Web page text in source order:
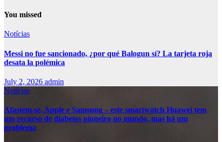
You missed
Notícias
Messi no fue sancionado, ¿por qué Balogun sí? La tarjeta roja
desata la polémica
July 2, 2026 admin
Notícias
Afastem-se, Apple e Samsung – este smartwatch Huawei tem
um recurso de diabetes pioneiro no mundo, mas há um
problema